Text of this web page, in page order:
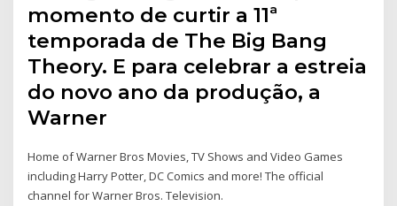
momento de curtir a 11ª
temporada de The Big Bang
Theory. E para celebrar a estreia
do novo ano da produção, a
Warner
Home of Warner Bros Movies, TV Shows and Video Games
including Harry Potter, DC Comics and more! The official
channel for Warner Bros. Television.